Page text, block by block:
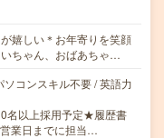
嬉しい＊お年寄りを笑顔
ちゃん、おばあちゃ…
コンスキル不要 / 英語力
名以上採用予定★履歴書
業日までに担当…